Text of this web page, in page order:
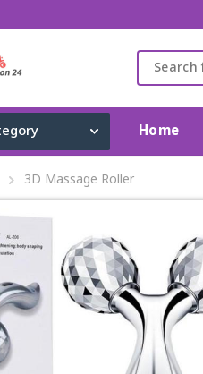
Home
3D Massage Roller